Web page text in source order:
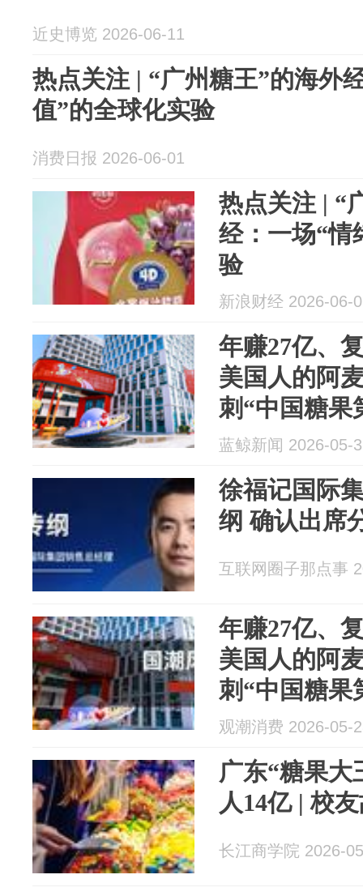
近史博览 2026-06-11
热点关注 | “广州糖王”的海外
值”的全球化实验
消费日报 2026-06-01
热点关注 | “
经：一场“情
验
新浪财经 2026-06-
年赚27亿、
美国人的阿
刺“中国糖果
蓝鲸新闻 2026-05-
徐福记国际
纲 确认出席
互联网圈子那点事
年赚27亿、
美国人的阿
刺“中国糖果
云
观潮消费 2026-05-
广东“糖果大
人14亿 | 校
长江商学院 2026-